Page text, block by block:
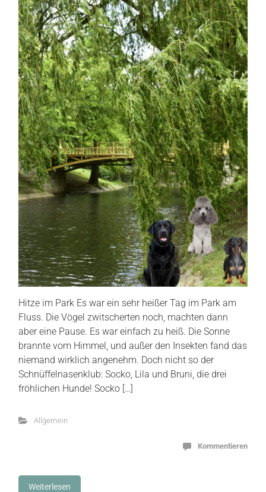
Hitze im Park Es war ein sehr heißer Tag im Park am
Fluss. Die Vögel zwitscherten noch, machten dann
aber eine Pause. Es war einfach zu heiß. Die Sonne
brannte vom Himmel, und außer den Insekten fand das
niemand wirklich angenehm. Doch nicht so der
Schnüffelnasenklub: Socko, Lila und Bruni, die drei
fröhlichen Hunde! Socko […]
Allgemein
Kommentieren
Weiterlesen